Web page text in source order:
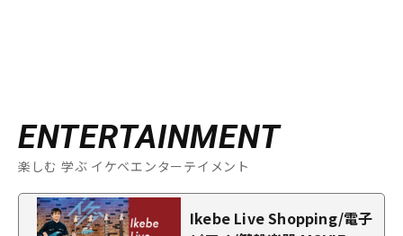
ENTERTAINMENT
楽しむ 学ぶ イケベエンターテイメント
Ikebe Live Shopping/電子